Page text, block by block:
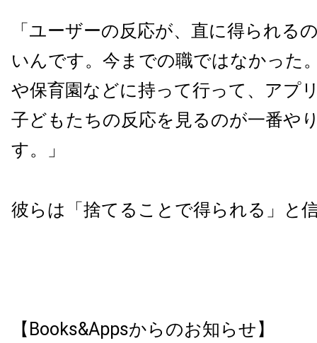
「ユーザーの反応が、直に得られる
いんです。今までの職ではなかった
や保育園などに持って行って、アプ
子どもたちの反応を見るのが一番や
す。」
彼らは「捨てることで得られる」と
【Books&Appsからのお知らせ】